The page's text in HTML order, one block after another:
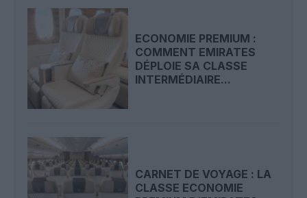
ECONOMIE PREMIUM :
COMMENT EMIRATES
DÉPLOIE SA CLASSE
INTERMÉDIAIRE...
CARNET DE VOYAGE : LA
CLASSE ECONOMIE